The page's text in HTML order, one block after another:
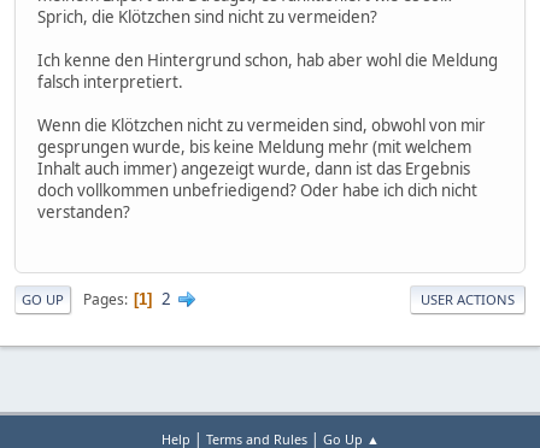
Sprich, die Klötzchen sind nicht zu vermeiden?
Ich kenne den Hintergrund schon, hab aber wohl die Meldung
falsch interpretiert.
Wenn die Klötzchen nicht zu vermeiden sind, obwohl von mir
gesprungen wurde, bis keine Meldung mehr (mit welchem
Inhalt auch immer) angezeigt wurde, dann ist das Ergebnis
doch vollkommen unbefriedigend? Oder habe ich dich nicht
verstanden?
GO UP Pages 1 2 USER ACTIONS
Help | Terms and Rules| Go Up ▲